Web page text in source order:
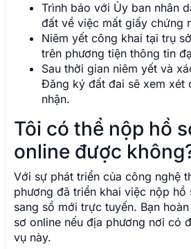
Trình báo với Ủy ban nhân
đất về việc mất giấy chứng
Niêm yết công khai tại trụ
trên phương tiện thông tin
Sau thời gian niêm yết và
Đăng ký đất đai sẽ xem xét
nhận.
Tôi có thể nộp hồ
online được
Với sự phát triển của công nghệ
phương đã triển khai việc nộp
sang sổ mới trực tuyến. Bạn
sơ online nếu địa phương nơi có
vụ này.